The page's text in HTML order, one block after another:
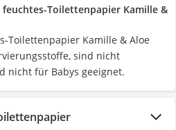
Toilettenpapier Kamille &
Toilettenpapier Kamille & Aloe
sind nicht
nicht für Babys geeignet.